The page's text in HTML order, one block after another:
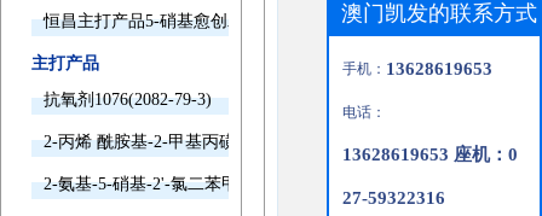
恒昌主打产品5-硝基愈创木酚钠欢迎询价
主打产品
抗氧剂1076(2082-79-3)
2-丙烯 酰胺基-2-甲基丙磺酸(15214-89-8)
2-氨基-5-硝基-2'-氯二苯甲酮(2011-66-7)
澳门凯发的联系方式
手机： 13628619653
电话：
13628619653 座机：0
27-59322316